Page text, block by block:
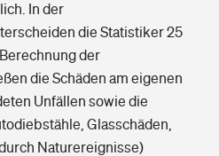
In der
die Statistiker 25
der
die Schäden am eigenen
Unfällen sowie die
Glasschäden,
Naturereignisse)